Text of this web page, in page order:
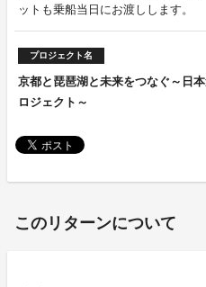
ットも乗船当日にお渡しします。
プロジェクト名
京都と琵琶湖と未来をつなぐ～日
ロジェクト～
このリターンについて